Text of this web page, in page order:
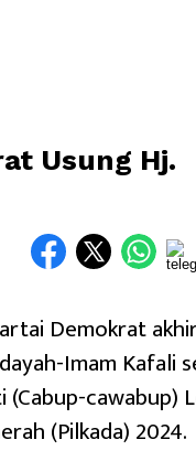
Usung Hj.
Demokrat
Imam Kafali
cawabup)
(Pilkada) 2024.